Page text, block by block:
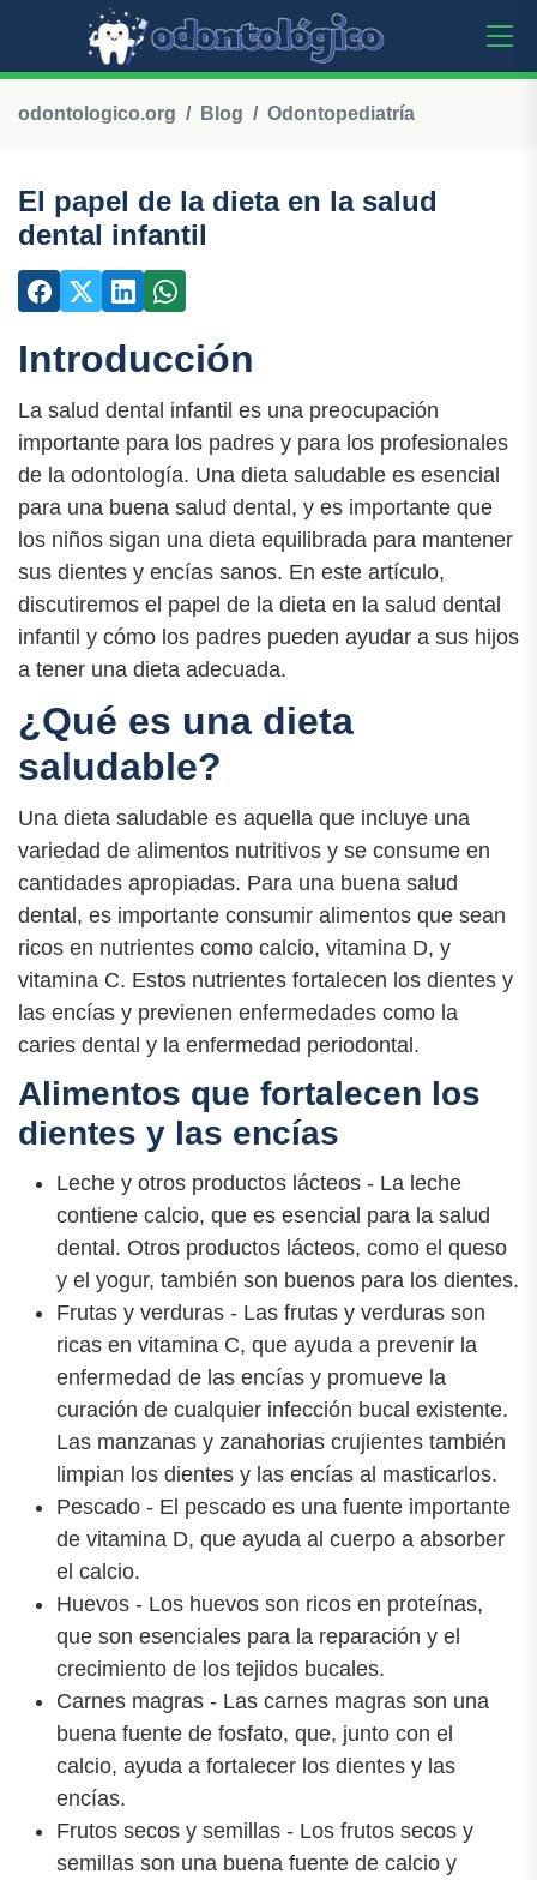
odontologico.org Blog Odontopediatría
El papel de la dieta en la salud
dental infantil
Introducción
La salud dental infantil es una preocupación
importante para los padres y para los profesionales
de la odontología. Una dieta saludable es esencial
para una buena salud dental, y es importante que
los niños sigan una dieta equilibrada para mantener
sus dientes y encías sanos. En este artículo,
discutiremos el papel de la dieta en la salud dental
infantil y cómo los padres pueden ayudar a sus hijos
a tener una dieta adecuada.
¿Qué es una dieta
saludable?
Una dieta saludable es aquella que incluye una
variedad de alimentos nutritivos y se consume en
cantidades apropiadas. Para una buena salud
dental, es importante consumir alimentos que sean
ricos en nutrientes como calcio, vitamina D, y
vitamina C. Estos nutrientes fortalecen los dientes y
las encías y previenen enfermedades como la
caries dental y la enfermedad periodontal.
Alimentos que fortalecen los
dientes y las encías
Leche y otros productos lácteos - La leche
contiene calcio, que es esencial para la salud
dental. Otros productos lácteos, como el queso
y el yogur, también son buenos para los dientes.
Frutas y verduras - Las frutas y verduras son
ricas en vitamina C, que ayuda a prevenir la
enfermedad de las encías y promueve la
curación de cualquier infección bucal existente.
Las manzanas y zanahorias crujientes también
limpian los dientes y las encías al masticarlos.
Pescado - El pescado es una fuente importante
de vitamina D, que ayuda al cuerpo a absorber
el calcio.
Huevos - Los huevos son ricos en proteínas,
que son esenciales para la reparación y el
crecimiento de los tejidos bucales.
Carnes magras - Las carnes magras son una
buena fuente de fosfato, que, junto con el
calcio, ayuda a fortalecer los dientes y las
encías.
Frutos secos y semillas - Los frutos secos y
semillas son una buena fuente de calcio y